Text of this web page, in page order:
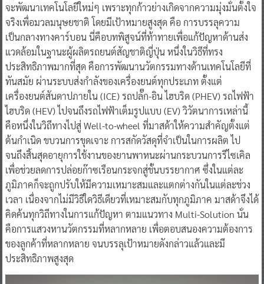
จะพัฒนาเทคโนโลยีใหม่ๆ เพราะทุกก้าวย่างเกิดจากความมุ่งมั่นตั้งใจ
จริงเพื่อมวลมนุษยชาติ โดยมีเป้าหมายสูงสุด คือ การบรรลุความ
เป็นกลางทางคาร์บอน นี่คือบทพิสูจน์ที่ท้าทายเพื่อแก้ปัญหาด้านส่ง
แวดล้อมในฐานะผู้ผลิตรถยนต์สัญชาติญี่ปุ่น หนึ่งในวิธีที่ทรง
ประสิทธิภาพมากที่สุด คือการพัฒนานวัตกรรมทางด้านเทคโนโลยีที่
ทันสมัย ผ่านระบบส่งกำลังของเครื่องยนต์ทุกประเภท ตั้งแต่
เครื่องยนต์สันดาปภายใน (ICE) รถปลั๊ก-อิน ไฮบริด (PHEV) รถไฟฟ้า
ไฮบริด (HEV) ไปจนถึงรถไฟฟ้าเต็มรูปแบบ (EV) วิวัตนาการเหล่านี้
คือหนึ่งในวิถีทางไปสู่ Well-to-wheel ที่มาสด้าให้ความสำคัญตั้งแต่
ต้นกำเนิด ขบวนการขุดเจาะ การสกัดวัสดุที่จำเป็นในการผลิต ไป
จนถึงสิ้นสุดอายุการใช้งานของยานพาหนะผ่านกระบวนการรีไซเคิล
เพื่อช่วยลดการปล่อยก๊าซเรือนกระจกสู่ชั้นบรรยากาศ ซึ่งในแต่ละ
ภูมิภาคก็จะถูกปรับให้มีความเหมาะสมและแตกต่างกันในแต่ละช่วง
เวลา เนื่องจากไม่มีวิธีใดวิธีเดียวที่เหมาะสมกับทุกภูมิภาค มาสด้าจึงได้
คิดค้นทุกวิถีทางในการแก้ปัญหา ตามแนวทาง Multi-Solution นั่น
คือการแสวงหานวัตกรรมที่หลากหลาย เพื่อตอบสนองความต้องการ
ของลูกค้าที่หลากหลาย จนบรรลุเป้าหมายดังกล่าวแล้วและมี
ประสิทธิภาพสูงสุด